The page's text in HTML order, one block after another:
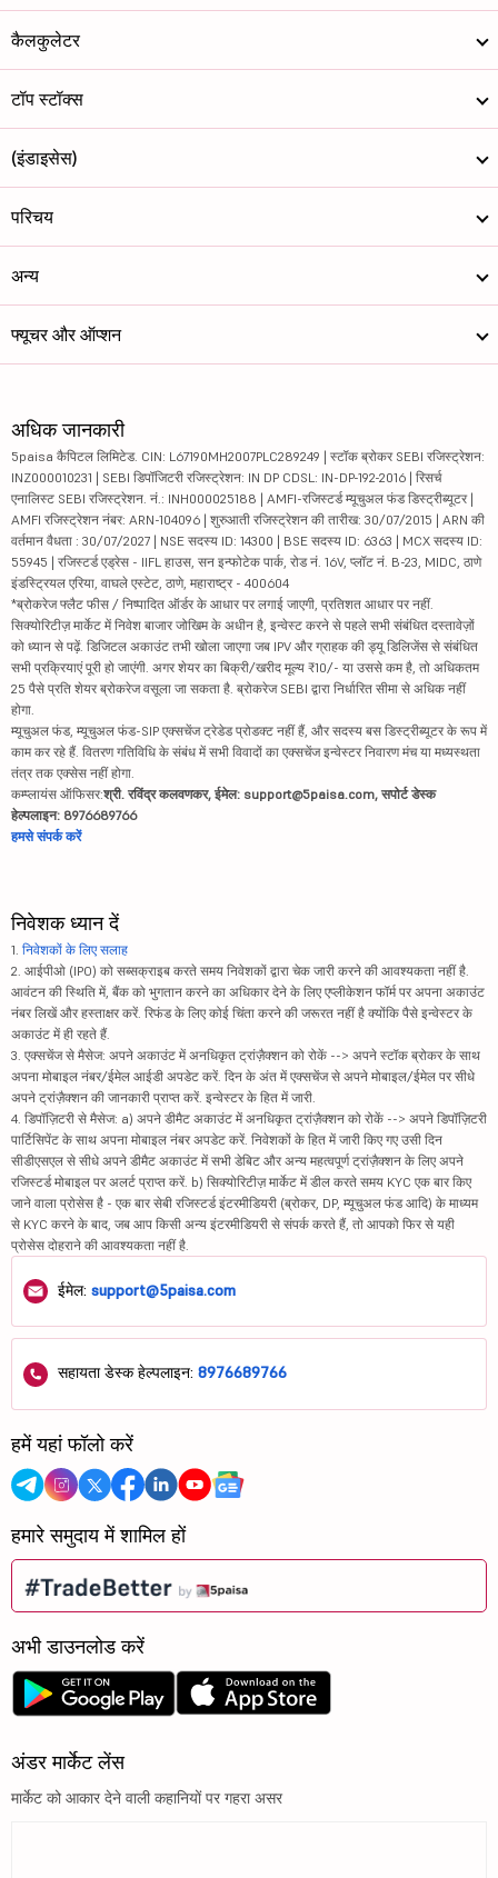
कैलकुलेटर
टॉप स्टॉक्स
(इंडाइसेस)
परिचय
अन्य
फ्यूचर और ऑप्शन
अधिक जानकारी
5paisa कैपिटल लिमिटेड. CIN: L67190MH2007PLC289249 | स्टॉक ब्रोकर SEBI रजिस्ट्रेशन:
INZ000010231 | SEBI डिपॉजिटरी रजिस्ट्रेशन: IN DP CDSL: IN-DP-192-2016 | रिसर्च
एनालिस्ट SEBI रजिस्ट्रेशन. नं.: INH000025188 | AMFI-रजिस्टर्ड म्यूचुअल फंड डिस्ट्रीब्यूटर |
AMFI रजिस्ट्रेशन नंबर: ARN-104096 | शुरुआती रजिस्ट्रेशन की तारीख: 30/07/2015 | ARN की
वर्तमान वैधता : 30/07/2027 | NSE सदस्य ID: 14300 | BSE सदस्य ID: 6363 | MCX सदस्य ID:
55945 | रजिस्टर्ड एड्रेस - IIFL हाउस, सन इन्फोटेक पार्क, रोड नं. 16V, प्लॉट नं. B-23, MIDC, ठाणे
इंडस्ट्रियल एरिया, वाघले एस्टेट, ठाणे, महाराष्ट्र - 400604
*ब्रोकरेज फ्लैट फीस / निष्पादित ऑर्डर के आधार पर लगाई जाएगी, प्रतिशत आधार पर नहीं.
सिक्योरिटीज़ मार्केट में निवेश बाजार जोखिम के अधीन है, इन्वेस्ट करने से पहले सभी संबंधित दस्तावेज़ों
को ध्यान से पढ़ें. डिजिटल अकाउंट तभी खोला जाएगा जब IPV और ग्राहक की ड्यू डिलिजेंस से संबंधित
सभी प्रक्रियाएं पूरी हो जाएंगी. अगर शेयर का बिक्री/खरीद मूल्य ₹10/- या उससे कम है, तो अधिकतम
25 पैसे प्रति शेयर ब्रोकरेज वसूला जा सकता है. ब्रोकरेज SEBI द्वारा निर्धारित सीमा से अधिक नहीं
होगा.
म्यूचुअल फंड, म्यूचुअल फंड-SIP एक्सचेंज ट्रेडेड प्रोडक्ट नहीं हैं, और सदस्य बस डिस्ट्रीब्यूटर के रूप में
काम कर रहे हैं. वितरण गतिविधि के संबंध में सभी विवादों का एक्सचेंज इन्वेस्टर निवारण मंच या मध्यस्थता
तंत्र तक एक्सेस नहीं होगा.
कम्प्लायंस ऑफिसर:श्री. रविंद्र कलवणकर, ईमेल: support@5paisa.com, सपोर्ट डेस्क
हेल्पलाइन: 8976689766
हमसे संपर्क करें
निवेशक ध्यान दें
1. निवेशकों के लिए सलाह
2. आईपीओ (IPO) को सब्सक्राइब करते समय निवेशकों द्वारा चेक जारी करने की आवश्यकता नहीं है.
आवंटन की स्थिति में, बैंक को भुगतान करने का अधिकार देने के लिए एप्लीकेशन फॉर्म पर अपना अकाउंट
नंबर लिखें और हस्ताक्षर करें. रिफंड के लिए कोई चिंता करने की जरूरत नहीं है क्योंकि पैसे इन्वेस्टर के
अकाउंट में ही रहते हैं.
3. एक्सचेंज से मैसेज: अपने अकाउंट में अनधिकृत ट्रांज़ैक्शन को रोकें --> अपने स्टॉक ब्रोकर के साथ
अपना मोबाइल नंबर/ईमेल आईडी अपडेट करें. दिन के अंत में एक्सचेंज से अपने मोबाइल/ईमेल पर सीधे
अपने ट्रांज़ैक्शन की जानकारी प्राप्त करें. इन्वेस्टर के हित में जारी.
4. डिपॉज़िटरी से मैसेज: a) अपने डीमैट अकाउंट में अनधिकृत ट्रांज़ैक्शन को रोकें --> अपने डिपॉज़िटरी
पार्टिसिपेंट के साथ अपना मोबाइल नंबर अपडेट करें. निवेशकों के हित में जारी किए गए उसी दिन
सीडीएसएल से सीधे अपने डीमैट अकाउंट में सभी डेबिट और अन्य महत्वपूर्ण ट्रांज़ैक्शन के लिए अपने
रजिस्टर्ड मोबाइल पर अलर्ट प्राप्त करें. b) सिक्योरिटीज़ मार्केट में डील करते समय KYC एक बार किए
जाने वाला प्रोसेस है - एक बार सेबी रजिस्टर्ड इंटरमीडियरी (ब्रोकर, DP, म्यूचुअल फंड आदि) के माध्यम
से KYC करने के बाद, जब आप किसी अन्य इंटरमीडियरी से संपर्क करते हैं, तो आपको फिर से यही
प्रोसेस दोहराने की आवश्यकता नहीं है.
ईमेल: support@5paisa.com
सहायता डेस्क हेल्पलाइन: 8976689766
हमें यहां फॉलो करें
हमारे समुदाय में शामिल हों
अभी डाउनलोड करें
अंडर मार्केट लेंस
मार्केट को आकार देने वाली कहानियों पर गहरा असर